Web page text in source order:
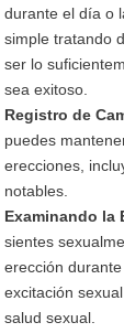
durante el día o
simple tratando
ser lo
sea exitoso.
Registro de
puedes
erecciones,
notables.
Examinando
sientes
erección
excitación
salud sexual.